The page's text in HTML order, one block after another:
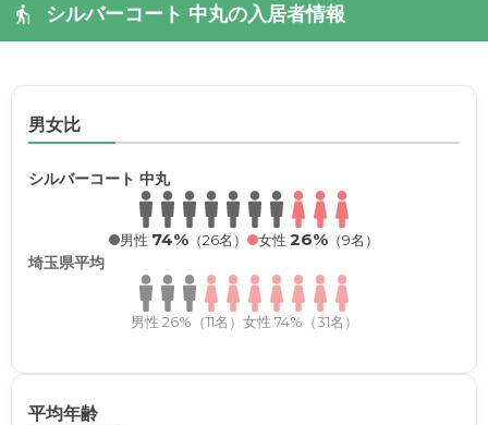
シルバーコート 中丸の入居者情報
男女比
シルバーコート 中丸
男性 74% （26名） 女性 26% （9名）
埼玉県平均
男性 26%（11名） 女性 74%（31名）
平均年齢